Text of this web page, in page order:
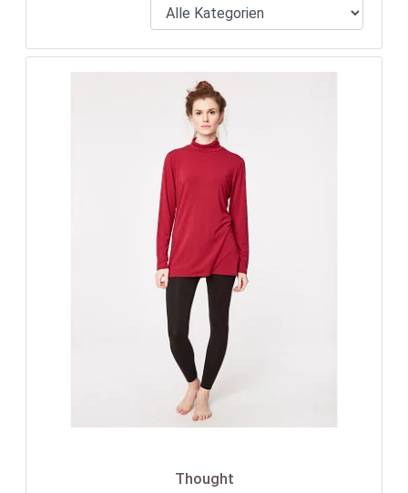
Thought